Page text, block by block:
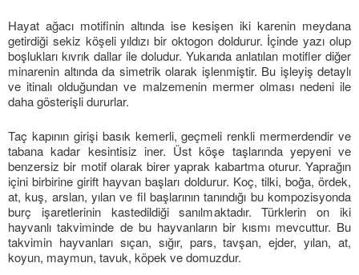
Hayat ağacı motifinin altında ise kesişen iki karenin meydana
getirdiği sekiz köşeli yıldızı bir oktogon doldurur. İçinde yazı olup
boşlukları kıvrık dallar ile doludur. Yukarıda anlatılan motifler diğer
minarenin altında da simetrik olarak işlenmiştir. Bu işleyiş detaylı
ve itinalı olduğundan ve malzemenin mermer olması nedeni ile
daha gösterişli dururlar.
Taç kapının girişi basık kemerli, geçmeli renkli mermerdendir ve
tabana kadar kesintisiz iner. Üst köşe taşlarında yepyeni ve
benzersiz bir motif olarak birer yaprak kabartma oturur. Yaprağın
içini birbirine girift hayvan başları doldurur. Koç, tilki, boğa, ördek,
at, kuş, arslan, yılan ve fil başlarının tanındığı bu kompozisyonda
burç işaretlerinin kastedildiği sanılmaktadır. Türklerin on iki
hayvanlı takviminde de bu hayvanların bir kısmı mevcuttur. Bu
takvimin hayvanları sıçan, sığır, pars, tavşan, ejder, yılan, at,
koyun, maymun, tavuk, köpek ve domuzdur.